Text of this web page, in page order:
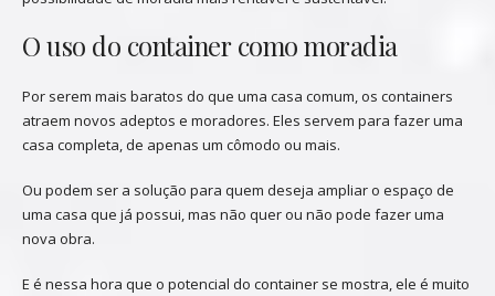
O uso do container como moradia
Por serem mais baratos do que uma casa comum, os containers
atraem novos adeptos e moradores. Eles servem para fazer uma
casa completa, de apenas um cômodo ou mais.
Ou podem ser a solução para quem deseja ampliar o espaço de
uma casa que já possui, mas não quer ou não pode fazer uma
nova obra.
E é nessa hora que o potencial do container se mostra, ele é muito